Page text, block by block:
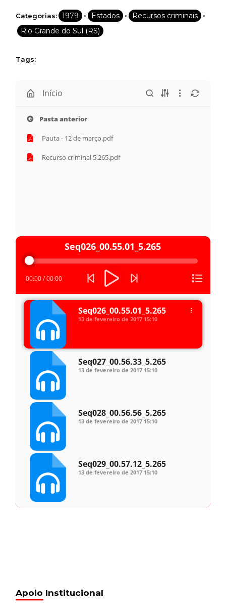
Categorias: 1979 • Estados • Recursos criminais •
Rio Grande do Sul (RS)
Tags:
Início
Pasta anterior
Pauta - 12 de março.pdf
Recurso criminal 5.265.pdf
Tocador
áudio
Seq026_00.55.01_5.265
00:00/00:00
Seq026_00.55.01_5.265
13 de fevereiro de 2017 15:10
Seq027_00.56.33_5.265
13 de fevereiro de 2017 15:10
Seq028_00.56.56_5.265
13 de fevereiro de 2017 15:10
Seq029_00.57.12_5.265
13 de fevereiro de 2017 15:10
Apoio Institucional